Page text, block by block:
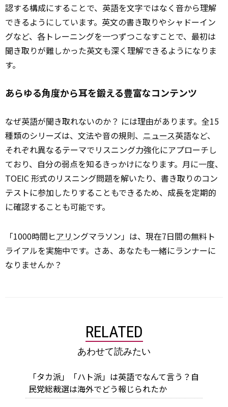
認する構成にすることで、英語を文字ではなく音から理解
できるようにしています。英文の書き取りやシャドーイン
グなど、各トレーニングを一つずつこなすことで、最初は
聞き取りが難しかった英文も深く理解できるようになりま
す。
あらゆる角度から耳を鍛える豊富なコンテンツ
なぜ英語が聞き取れないのか？ には理由があります。全15
種類のシリーズは、文法や音の規則、 ニュース英語など、
それぞれ異なるテーマでリスニング力強化にアプローチし
ており、自分の弱点を知るきっかけになります。月に一度、
TOEIC 形式のリスニング問題を解いたり、書き取りのコン
テストに参加したりすることもできるため、成長を定期的
に確認することも可能です。
「1000時間ヒアリ ングマラソン」は、現在7日間の無料ト
ライアルを実施中です。さあ、あなたも一緒にランナーに
なりませんか？
RELATED
あわせて読みたい
「タカ派」「ハト派」は英語でなんて言う？自
民党総裁選は海外でどう報じられたか